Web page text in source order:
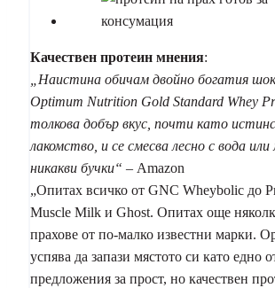
Качествен протеин мнения:
„Наистина обичам двойно богатия
Optimum Nutrition Gold Standard Whey
толкова добър вкус, почти като
лакомство, и се смесва лесно с вода или
никакви бучки“ – Amazon
„Опитах всичко от GNC Wheybolic до
Muscle Milk и Ghost. Опитах още
прахове от по-малко известни марки.
успява да запази мястото си като едно
предложения за прост, но качествен